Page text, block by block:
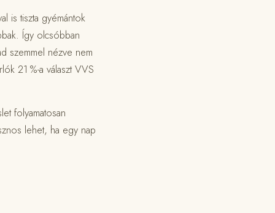
is tiszta gyémántok
Így olcsóbban
szemmel nézve nem
21 %-a választ VVS
folyamatosan
lehet, ha egy nap